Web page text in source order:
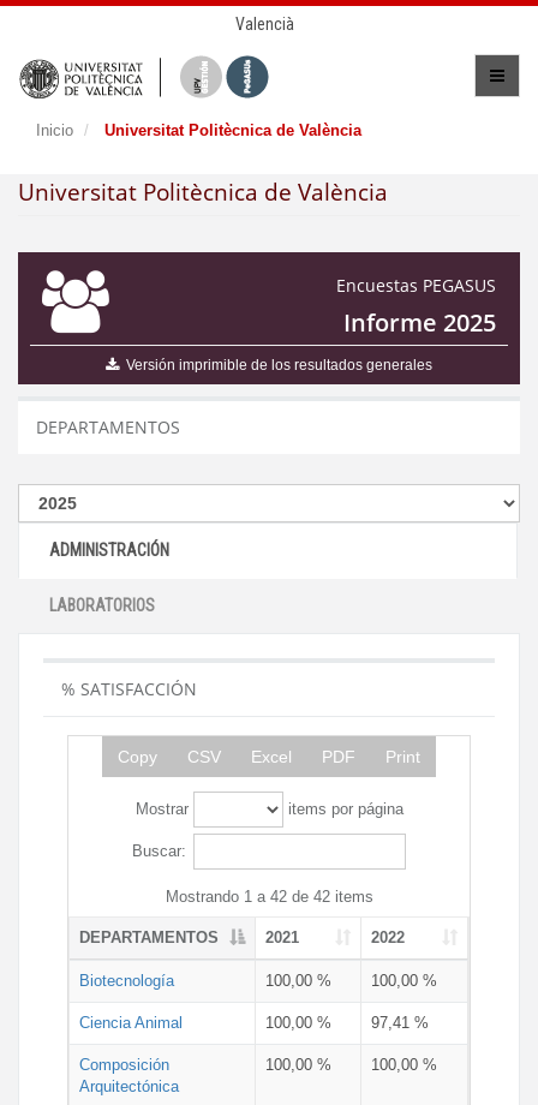
Valencià
Inicio Universitat Politècnica de València
Universitat Politècnica de València
Encuestas PEGASUS
Informe 2025
Versión imprimible de los resultados generales
DEPARTAMENTOS
ADMINISTRACIÓN
LABORATORIOS
% SATISFACCIÓN
Copy CSV Excel PDF Print
Mostrar items por página
Buscar:
Mostrando 1 a 42 de 42 items
DEPARTAMENTOS 2021 2022
Biotecnología 100,00 % 100,00 %
Ciencia Animal 100,00 % 97,41 %
Composición
Arquitectónica
100,00 % 100,00 %